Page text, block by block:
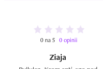
0 na 5 0 opinii
Ziaja